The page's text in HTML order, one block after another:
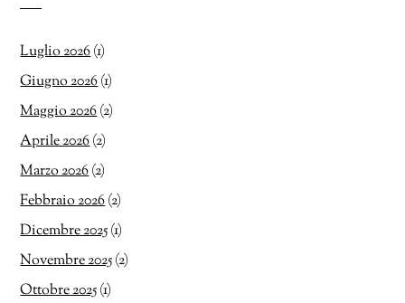
Luglio 2026(1)
Giugno 2026(1)
Maggio 2026(2)
Aprile 2026(2)
Marzo 2026(2)
Febbraio 2026(2)
Dicembre 2025(1)
Novembre 2025(2)
Ottobre 2025(1)